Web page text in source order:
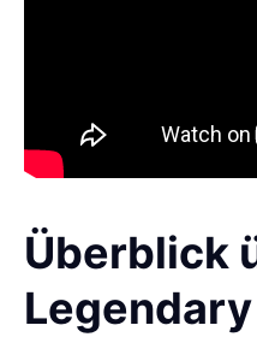
Überblick